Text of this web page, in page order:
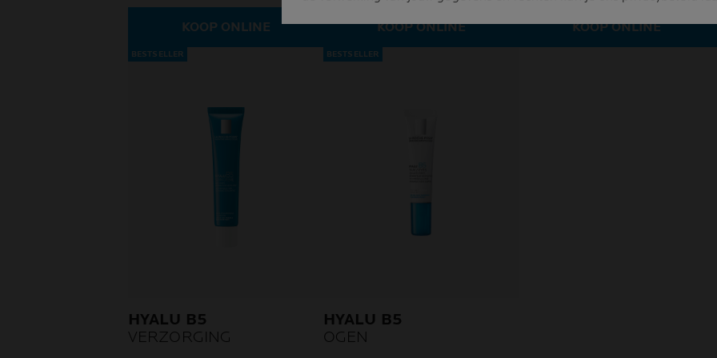
KOOP ONLINE KOOP ONLINE KOOP ONLINE
BESTSELLER
HYALU B5
VERZORGING
BESTSELLER
HYALU B5
OGEN